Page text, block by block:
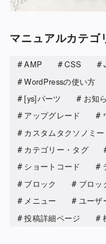
マニュアルカテゴ
AMP CSS
WordPressの使い方
[ys]パーツ
お知
アップグレード
カスタムタクソノミー
カテゴリー・タグ
ショートコード
ブロック
ブロッ
メニュー
ユーザ
投稿詳細ページ